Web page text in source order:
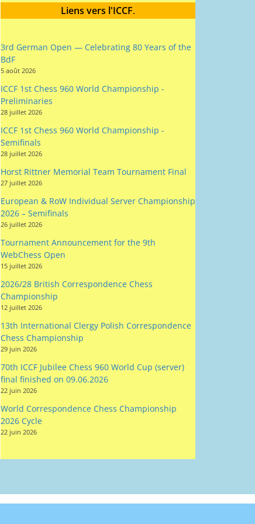
3rd German Open — Celebrating 80 Years of the
ICCF 1st Chess 960 World Championship -
Preliminaries
28 juillet 2026
ICCF 1st Chess 960 World Championship -
Semifinals
28 juillet 2026
Horst Rittner Memorial Team Tournament Final
27 juillet 2026
European & RoW Individual Server Championship
2026 – Semifinals
26 juillet 2026
Tournament Announcement for the 9th
WebChess Open
15 juillet 2026
2026/28 British Correspondence Chess
Championship
12 juillet 2026
13th International Clergy Polish Correspondence
Chess Championship
29 juin 2026
70th ICCF Jubilee Chess 960 World Cup (server)
final finished on 09.06.2026
22 juin 2026
World Correspondence Chess Championship
2026 Cycle
22 juin 2026